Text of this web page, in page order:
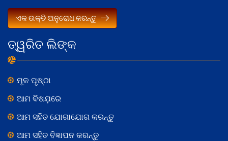
ତ୍ୱରିତ ଲିଙ୍କ
ମୂଳ ପୃଷ୍ଠା
ଆମ ବିଷଯ଼ରେ
ଆମ ସହିତ ଯୋଗାଯୋଗ କରନ୍ତୁ
ଆମ ସହିତ ବିଜ୍ଞାପନ କରନ୍ତୁ
ଏକ ଉକ୍ତି ଅନୁରୋଧ କରନ୍ତୁ